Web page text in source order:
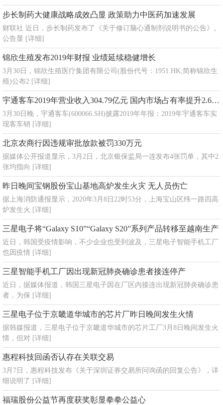
步长制药大健康战略成效凸显 政策助力中医药加速发展
财联社 近日，步长制药发布了《关于修订脑心通制剂说明书的公告》。
公告显 [详细]
锦欣生殖发布2019年财报 业绩延续稳健增长
3月30日，锦欣生殖医疗集团有限公司(股份代号：1951.HK;简称锦欣生
殖)公布2 [详细]
宇通客车2019年营业收入304.79亿元 国内市场占有率提升2.6个百分点
3月30日晚，宇通客车(600066.SH)披露2019年年报：2019年宇通客车实
现客车销 [详细]
北京农商行因违规审批放款被罚330万元
据媒体公开报道显示，3月2日，北京银保监局一连发布4张罚单，其中2
张均指向 [详细]
昨日晚间宝钢股份宝山基地高炉发生火灾 无人员伤亡
据上海消防通报显示，2020年3月8日22时53分，上海宝山区纬一路四高
炉发生火 [详细]
三星电子将“Galaxy S10”“Galaxy S20”系列产品转移至越南生产
近日，韩国受疫情影响，不少企业也受到波及，三星电子智能手机工厂
也因疫情 [详细]
三星智能手机工厂因出现新冠肺炎确诊患者接连停产
近日，据媒体报道，韩国三星电子因在厂区内接连出现新冠肺炎确诊患
者，为保 [详细]
三星电子位于京畿道华城市的芯片厂昨日晚间发生火情
据韩媒报道，三星电子位于京畿道华城市的芯片工厂3月8日晚间发生火
情，但对 [详细]
惠程科技回函否认存在关联交易
3月7日，惠程科技发布《关于深圳证券交易所问询函的回复公告》，详
细说明了 [详细]
福瑞股份公益节再度获奖彰显拳拳公益心